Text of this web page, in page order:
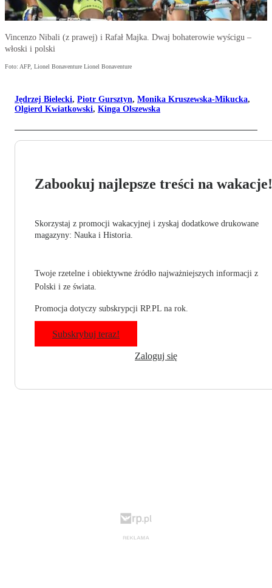
Vincenzo Nibali (z prawej) i Rafał Majka. Dwaj bohaterowie wyścigu –
włoski i polski
Foto: AFP, Lionel Bonaventure Lionel Bonaventure
Jędrzej Bielecki, Piotr Gursztyn, Monika Kruszewska-Mikucka,
Olgierd Kwiatkowski, Kinga Olszewska
Zabookuj najlepsze treści na wakacje!
Skorzystaj z promocji wakacyjnej i zyskaj dodatkowe drukowane
magazyny: Nauka i Historia.
Twoje rzetelne i obiektywne źródło najważniejszych informacji z
Polski i ze świata.
Promocja dotyczy subskrypcji RP.PL na rok.
Subskrybuj teraz!
Zaloguj się